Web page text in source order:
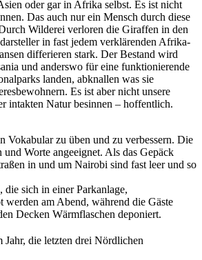
oder gar in Afrika selbst. Es ist nicht
Das auch nur ein Mensch durch diese
Wilderei verloren die Giraffen in den
in fast jedem verklärenden Afrika-
differieren stark. Der Bestand wird
und anderswo für eine funktionierende
landen, abknallen was sie
Es ist aber nicht unsere
intakten Natur besinnen – hoffentlich.
Vokabular zu üben und zu verbessern. Die
Worte angeeignet. Als das Gepäck
in und um Nairobi sind fast leer und so
sich in einer Parkanlage,
werden am Abend, während die Gäste
Decken Wärmflaschen deponiert.
Jahr, die letzten drei Nördlichen